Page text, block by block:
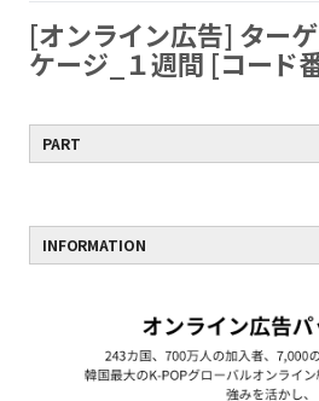
[オンライン広告] ター
ケージ_１週間 [コード
PART
INFORMATION